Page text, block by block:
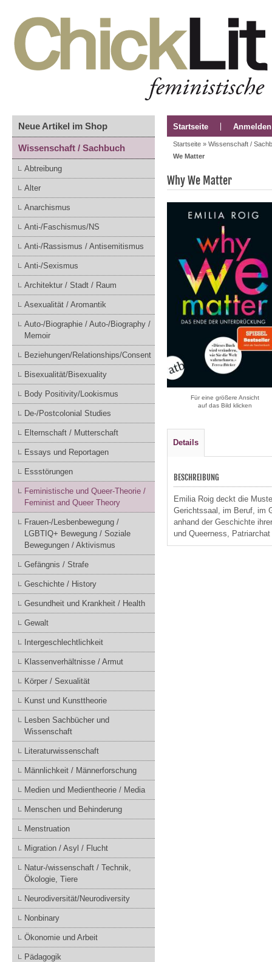
Neue Artikel im Shop
Wissenschaft / Sachbuch
Abtreibung
Alter
Anarchismus
Anti-/Faschismus/NS
Anti-/Rassismus / Antisemitismus
Anti-/Sexismus
Architektur / Stadt / Raum
Asexualität / Aromantik
Auto-/Biographie / Auto-/Biography /
Memoir
Beziehungen/Relationships/Consent
Bisexualität/Bisexuality
Body Positivity/Lookismus
De-/Postcolonial Studies
Elternschaft / Mutterschaft
Essays und Reportagen
Essstörungen
Feministische und Queer-Theorie /
Feminist and Queer Theory
Frauen-/Lesbenbewegung /
LGBTIQ+ Bewegung / Soziale
Bewegungen / Aktivismus
Gefängnis / Strafe
Geschichte / History
Gesundheit und Krankheit / Health
Gewalt
Intergeschlechtlichkeit
Klassenverhältnisse / Armut
Körper / Sexualität
Kunst und Kunsttheorie
Lesben Sachbücher und
Wissenschaft
Literaturwissenschaft
Männlichkeit / Männerforschung
Medien und Medientheorie / Media
Menschen und Behinderung
Menstruation
Migration / Asyl / Flucht
Natur-/wissenschaft / Technik,
Ökologie, Tiere
Neurodiversität/Neurodiversity
Nonbinary
Ökonomie und Arbeit
Pädagogik
Startseite Anmelden
Startseite » Wissenschaft /
We Matter
Why We Matter
Für eine größere Ansicht
auf das Bild klicken
Details
BESCHREIBUNG
Emilia Roig deckt die
Gerichtssaal, im Beruf, im
anhand der Geschichte
und Queerness,